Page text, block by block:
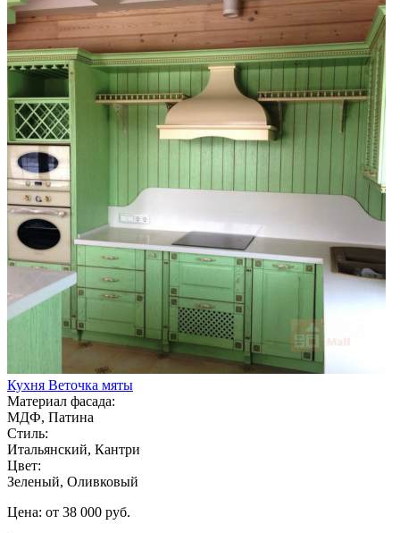
Кухня Веточка мяты
Материал фасада:
МДФ, Патина
Стиль:
Итальянский, Кантри
Цвет:
Зеленый, Оливковый
Цена: от 38 000 руб.